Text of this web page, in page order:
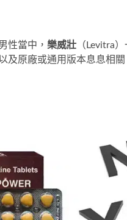
性當中， 樂威壯 （Levitra
及原廠或通用版本息息相